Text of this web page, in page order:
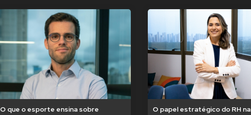
O que o esporte ensina sobre
O papel estratégico do RH na